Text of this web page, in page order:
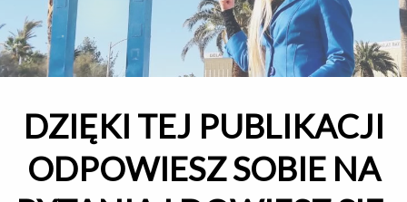
DZIĘKI TEJ PUBLIKACJI
ODPOWIESZ SOBIE NA